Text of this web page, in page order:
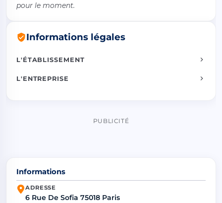
pour le moment.
Informations légales
L'ÉTABLISSEMENT
L'ENTREPRISE
PUBLICITÉ
Informations
ADRESSE
6 Rue De Sofia 75018 Paris